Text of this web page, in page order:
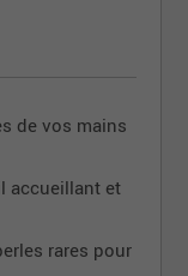
de vos mains
accueillant et
rares pour